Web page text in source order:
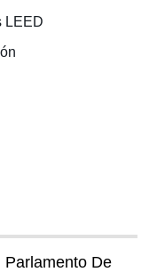
LEED
Parlamento De